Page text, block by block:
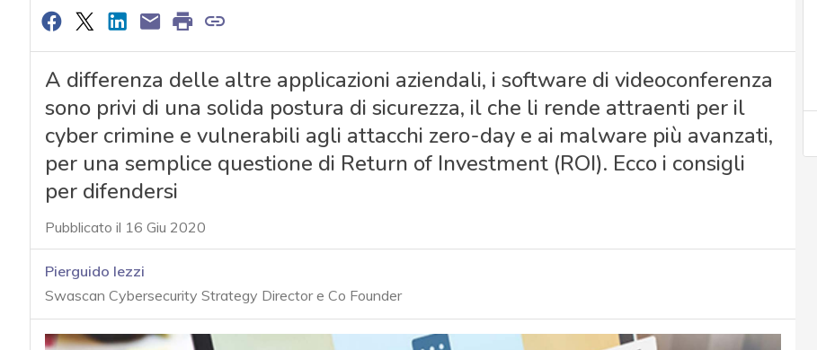
A differenza delle altre applicazioni aziendali, i software di videoconferenza
sono privi di una solida postura di sicurezza, il che li rende attraenti per il
cyber crimine e vulnerabili agli attacchi zero-day e ai malware più avanzati,
per una semplice questione di Return of Investment (ROI). Ecco i consigli
per difendersi
Pubblicato il 16 Giu 2020
Pierguido Iezzi
Swascan Cybersecurity Strategy Director e Co Founder